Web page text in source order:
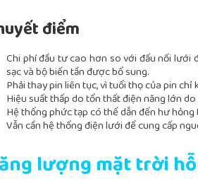
điểm
Chi phí đầu tư cao hơn so với đấu nối lưới
sạc và bộ biến tần được bổ sung.
Phải thay pin liên tục, vì tuổi thọ của pin chỉ
Hiệu suất thấp do tổn thất điện năng lớn
Hệ thống phức tạp có thể dẫn đến hư
Vẫn cần hệ thống điện lưới để cung cấp
lượng mặt trời